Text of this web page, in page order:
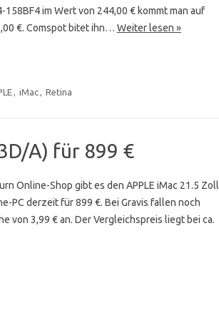
im Wert von 244,00 € kommt man auf
€. Comspot bitet ihn… Weiter lesen »
iMac Retina
A) für 899 €
Online-Shop gibt es den APPLE iMac 21.5 Zoll
PC derzeit für 899 €. Bei Gravis fallen noch
von 3,99 € an. Der Vergleichspreis liegt bei ca.